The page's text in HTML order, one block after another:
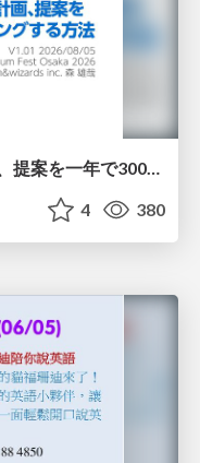
観察、仮説、実行、検証、計画、提案を一年で3000回トレーニングする方法/3000 Thinking Loops in 365 Days
4 380